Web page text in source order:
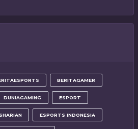
BERITAGAMER
DUNIAGAMING ESPORT
ESPORTS INDONESIA